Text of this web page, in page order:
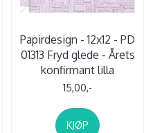
Papirdesign - 12x12 - PD
01313 Fryd glede - Årets
konfirmant lilla
15,00,-
KJØP